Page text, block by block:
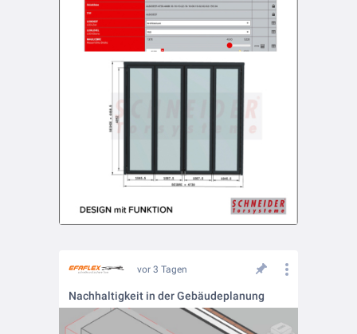
vor 3 Tagen
Nachhaltigkeit in der Gebäudeplanung